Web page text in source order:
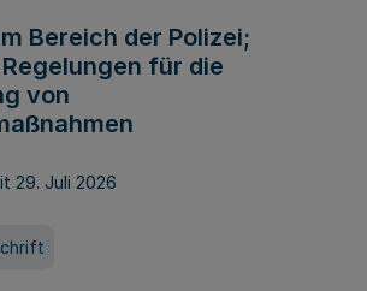
Bereich der Polizei;
für die
von
29. Juli 2026